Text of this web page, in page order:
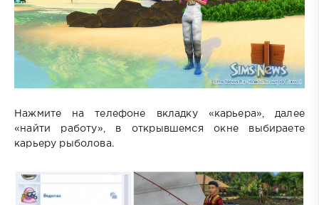
Нажмите на телефоне вкладку «карьера», далее
«найти работу», в открывшемся окне выбираете
карьеру рыболова.